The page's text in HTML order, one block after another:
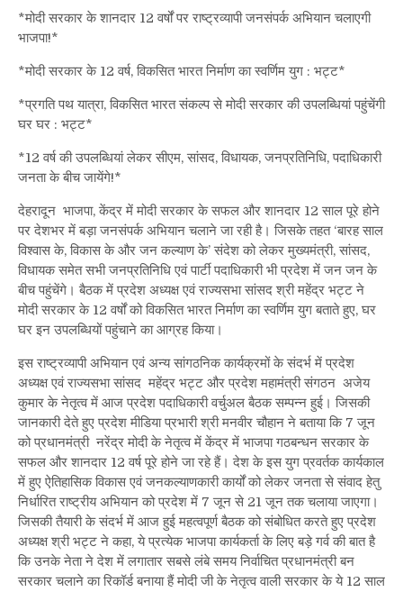
सरकार
शानदार
12
वर्षों
पर
जनसंपर्क
अभियान
भाजपा
*मोदी सरकार के शानदार 12 वर्षों पर राष्ट्रव्यापी जनसंपर्क अभियान चलाएगी
भाजपा!*
*मोदी सरकार के 12 वर्ष, विकसित भारत निर्माण का स्वर्णिम युग : भट्ट*
*प्रगति पथ यात्रा, विकसित भारत संकल्प से मोदी सरकार की उपलब्धियां पहुंचेंगी
घर घर : भट्ट*
*12 वर्ष की उपलब्धियां लेकर सीएम, सांसद, विधायक, जनप्रतिनिधि, पदाधिकारी
जनता के बीच जायेंगे!*
देहरादून भाजपा, केंद्र में मोदी सरकार के सफल और शानदार 12 साल पूरे होने
पर देशभर में बड़ा जनसंपर्क अभियान चलाने जा रही है। जिसके तहत ‘बारह साल
विश्वास के, विकास के और जन कल्याण के’ संदेश को लेकर मुख्यमंत्री, सांसद,
विधायक समेत सभी जनप्रतिनिधि एवं पार्टी पदाधिकारी भी प्रदेश में जन जन के
बीच पहुंचेंगे। बैठक में प्रदेश अध्यक्ष एवं राज्यसभा सांसद श्री महेंद्र भट्ट ने
मोदी सरकार के 12 वर्षों को विकसित भारत निर्माण का स्वर्णिम युग बताते हुए, घर
घर इन उपलब्धियों पहुंचाने का आग्रह किया।
इस राष्ट्रव्यापी अभियान एवं अन्य सांगठनिक कार्यक्रमों के संदर्भ में प्रदेश
अध्यक्ष एवं राज्यसभा सांसद महेंद्र भट्ट और प्रदेश महामंत्री संगठन अजेय
कुमार के नेतृत्व में आज प्रदेश पदाधिकारी वर्चुअल बैठक सम्पन्न हुई। जिसकी
जानकारी देते हुए प्रदेश मीडिया प्रभारी श्री मनवीर चौहान ने बताया कि 7 जून
को प्रधानमंत्री नरेंद्र मोदी के नेतृत्व में केंद्र में भाजपा गठबन्धन सरकार के
सफल और शानदार 12 वर्ष पूरे होने जा रहे हैं। देश के इस युग प्रवर्तक कार्यकाल
में हुए ऐतिहासिक विकास एवं जनकल्याणकारी कार्यों को लेकर जनता से संवाद हेतु
निर्धारित राष्ट्रीय अभियान को प्रदेश में 7 जून से 21 जून तक चलाया जाएगा।
जिसकी तैयारी के संदर्भ में आज हुई महत्वपूर्ण बैठक को संबोधित करते हुए प्रदेश
अध्यक्ष श्री भट्ट ने कहा, ये प्रत्येक भाजपा कार्यकर्ता के लिए बड़े गर्व की बात है
कि उनके नेता ने देश में लगातार सबसे लंबे समय निर्वाचित प्रधानमंत्री बन
सरकार चलाने का रिकॉर्ड बनाया हैं मोदी जी के नेतृत्व वाली सरकार के ये 12 साल